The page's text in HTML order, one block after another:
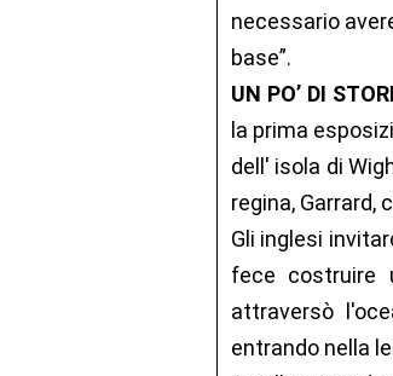
necessario
base”.
UN PO’ DI
la prima
dell' isola di
regina, Garrard,
Gli inglesi
fece costruire
attraversò
entrando nella